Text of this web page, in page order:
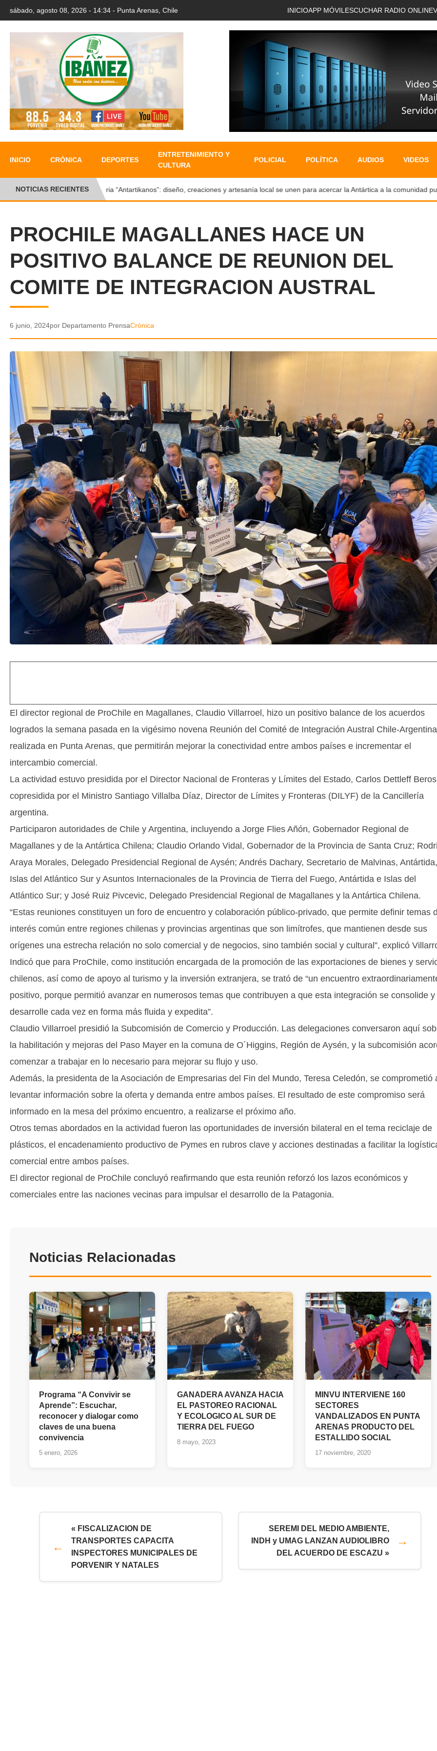
sábado, agosto 08, 2026 - 14:34 - Punta Arenas, Chile INICIOAPP MÓVIL ESCUCHAR RADIO ONLINE
INICIO CRÓNICA DEPORTES
ENTRETENIMIENTO Y
CULTURA
POLICIAL POLÍTICA AUDIOS VIDEOS
NOTICIAS RECIENTESFeria “Antartikanos”: diseño, creaciones y artesanía local se unen para acercar la Antártica a la comunidad
PROCHILE MAGALLANES HACE UN
POSITIVO BALANCE DE REUNION DEL
COMITE DE INTEGRACION AUSTRAL
6 junio, 2024por Departamento PrensaCrónica
El director regional de ProChile en Magallanes, Claudio Villarroel, hizo un positivo balance de los acuerdos
logrados la semana pasada en la vigésimo novena Reunión del Comité de Integración Austral Chile-
realizada en Punta Arenas, que permitirán mejorar la conectividad entre ambos países e incrementar el
intercambio comercial.
La actividad estuvo presidida por el Director Nacional de Fronteras y Límites del Estado, Carlos Dettleff
copresidida por el Ministro Santiago Villalba Díaz, Director de Límites y Fronteras (DILYF) de la Cancillería
argentina.
Participaron autoridades de Chile y Argentina, incluyendo a Jorge Flies Añón, Gobernador Regional de
Magallanes y de la Antártica Chilena; Claudio Orlando Vidal, Gobernador de la Provincia de Santa Cruz;
Araya Morales, Delegado Presidencial Regional de Aysén; Andrés Dachary, Secretario de Malvinas, Antártida,
Islas del Atlántico Sur y Asuntos Internacionales de la Provincia de Tierra del Fuego, Antártida e Islas del
Atlántico Sur; y José Ruiz Pivcevic, Delegado Presidencial Regional de Magallanes y la Antártica Chilena.
“Estas reuniones constituyen un foro de encuentro y colaboración público-privado, que permite definir temas
interés común entre regiones chilenas y provincias argentinas que son limítrofes, que mantienen desde sus
orígenes una estrecha relación no solo comercial y de negocios, sino también social y cultural”, explicó
Indicó que para ProChile, como institución encargada de la promoción de las exportaciones de bienes y
chilenos, así como de apoyo al turismo y la inversión extranjera, se trató de “un encuentro
positivo, porque permitió avanzar en numerosos temas que contribuyen a que esta integración se consolide y
desarrolle cada vez en forma más fluida y expedita”.
Claudio Villarroel presidió la Subcomisión de Comercio y Producción. Las delegaciones conversaron aquí
la habilitación y mejoras del Paso Mayer en la comuna de O´Higgins, Región de Aysén, y la subcomisión
comenzar a trabajar en lo necesario para mejorar su flujo y uso.
Además, la presidenta de la Asociación de Empresarias del Fin del Mundo, Teresa Celedón, se comprometió
levantar información sobre la oferta y demanda entre ambos países. El resultado de este compromiso será
informado en la mesa del próximo encuentro, a realizarse el próximo año.
Otros temas abordados en la actividad fueron las oportunidades de inversión bilateral en el tema reciclaje de
plásticos, el encadenamiento productivo de Pymes en rubros clave y acciones destinadas a facilitar la
comercial entre ambos países.
El director regional de ProChile concluyó reafirmando que esta reunión reforzó los lazos económicos y
comerciales entre las naciones vecinas para impulsar el desarrollo de la Patagonia.
Noticias Relacionadas
Programa “A Convivir se
Aprende”: Escuchar,
reconocer y dialogar como
claves de una buena
convivencia
5 enero, 2026
GANADERA AVANZA HACIA
EL PASTOREO RACIONAL
Y ECOLOGICO AL SUR DE
TIERRA DEL FUEGO
8 mayo, 2023
MINVU INTERVIENE 160
SECTORES
VANDALIZADOS EN PUNTA
ARENAS PRODUCTO DEL
ESTALLIDO SOCIAL
17 noviembre, 2020
« FISCALIZACION DE
TRANSPORTES CAPACITA
INSPECTORES MUNICIPALES DE
PORVENIR Y NATALES
SEREMI DEL MEDIO AMBIENTE,
INDH y UMAG LANZAN AUDIOLIBRO
DEL ACUERDO DE ESCAZU »